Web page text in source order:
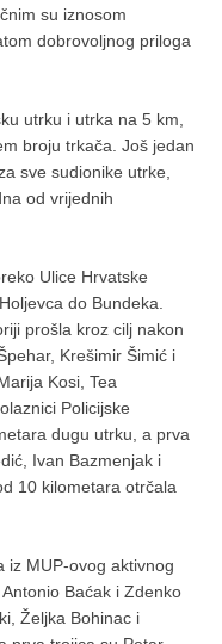
su iznosom
dobrovoljnog priloga
utrku i utrka na 5 km,
broju trkača. Još jedan
sve sudionike utrke,
od vrijednih
Ulice Hrvatske
do Bundeka.
prošla kroz cilj nakon
Krešimir Šimić i
Kosi, Tea
Policijske
dugu utrku, a prva
Ivan Bazmenjak i
10 kilometara otrčala
iz MUP-ovog aktivnog
Baćak i Zdenko
Željka Bohinac i